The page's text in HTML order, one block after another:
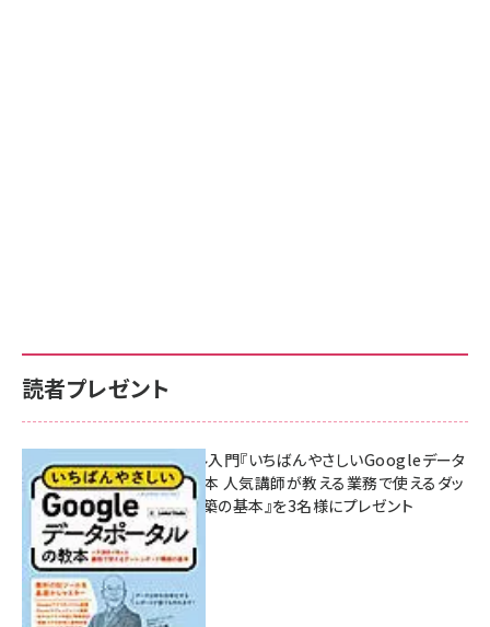
読者プレゼント
無料BIツール入門『いちばんやさしいGoogleデータ
ポータルの教本 人気講師が教える業務で使えるダッ
シュボード構築の基本』を3名様にプレゼント
7月31日 10:00